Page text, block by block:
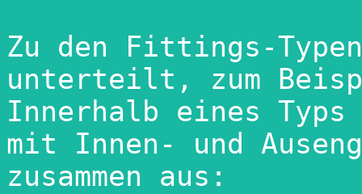
Zu den Fittings-
unterteilt, zum
Innerhalb eines Typs
mit Innen- und
zusammen aus: